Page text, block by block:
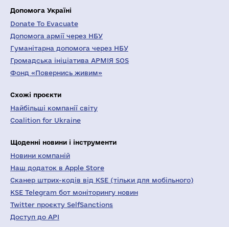
Допомога Україні
Donate To Evacuate
Допомога армії через НБУ
Гуманітарна допомога через НБУ
Громадська ініціатива АРМІЯ SOS
Фонд «Повернись живим»
Схожі проєкти
Найбільші компанії світу
Coalition for Ukraine
Щоденні новини і інструменти
Новини компаній
Наш додаток в Apple Store
Сканер штрих-кодів від KSE (тільки для мобільного)
KSE Telegram бот моніторингу новин
Twitter проєкту SelfSanctions
Доступ до API